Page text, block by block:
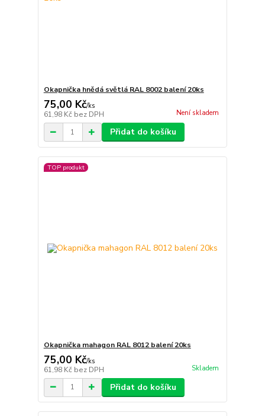
Okapnička hnědá světlá RAL 8002 balení 20ks
75,00 Kč/ks
61,98 Kč bez DPH Není skladem
Přidat do košíku
TOP produkt
Okapnička mahagon RAL 8012 balení 20ks
75,00 Kč/ks
61,98 Kč bez DPH Skladem
Přidat do košíku